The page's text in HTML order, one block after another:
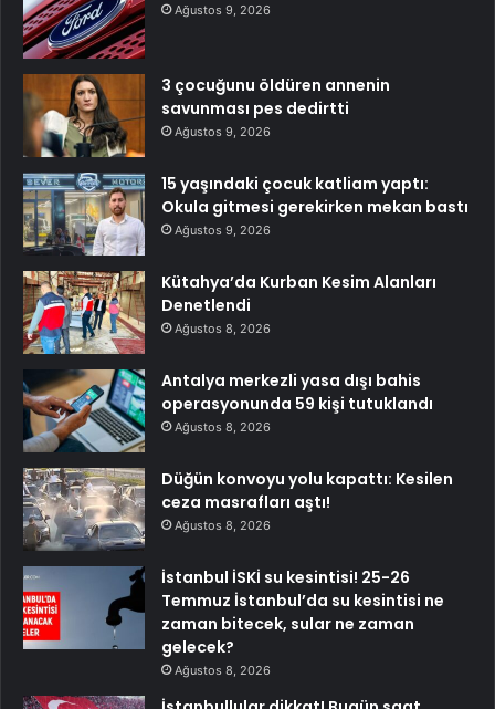
Ağustos 9, 2026
3 çocuğunu öldüren annenin
savunması pes dedirtti
Ağustos 9, 2026
15 yaşındaki çocuk katliam yaptı:
Okula gitmesi gerekirken mekan bastı
Ağustos 9, 2026
Kütahya’da Kurban Kesim Alanları
Denetlendi
Ağustos 8, 2026
Antalya merkezli yasa dışı bahis
operasyonunda 59 kişi tutuklandı
Ağustos 8, 2026
Düğün konvoyu yolu kapattı: Kesilen
ceza masrafları aştı!
Ağustos 8, 2026
İstanbul İSKİ su kesintisi! 25-26
Temmuz İstanbul’da su kesintisi ne
zaman bitecek, sular ne zaman
gelecek?
Ağustos 8, 2026